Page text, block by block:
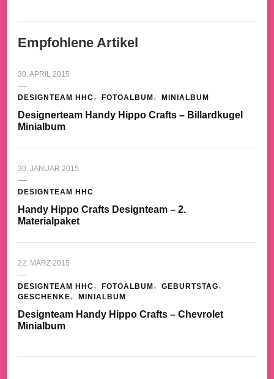
Empfohlene Artikel
30. APRIL 2015
DESIGNTEAM HHC FOTOALBUM MINIALBUM
Designerteam Handy Hippo Crafts – Billardkugel
Minialbum
30. JANUAR 2015
DESIGNTEAM HHC
Handy Hippo Crafts Designteam – 2.
Materialpaket
22. MÄRZ 2015
DESIGNTEAM HHC FOTOALBUM
GEBURTSTAG
GESCHENKE
MINIALBUM
Designteam Handy Hippo Crafts – Chevrolet
Minialbum